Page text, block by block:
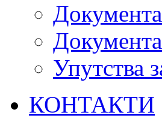
Упутства
КОНТАКТИ